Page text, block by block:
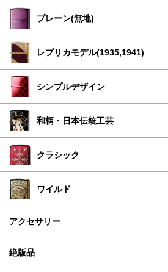
プレーン(無地)
レプリカモデル(1935,1941)
シンプルデザイン
和柄・日本伝統工芸
クラシック
ワイルド
アクセサリー
絶版品